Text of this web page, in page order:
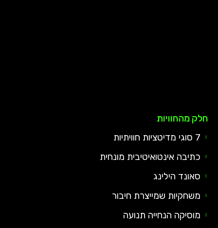
חלק מהחוויות
7 סוגי מדיטציות חוויתיות
כתיבה אינטואיטיבית מונחית
סאונד הילינג
משחקיות שמייצרת חיבור
מוסיקה הנחייה תנועה